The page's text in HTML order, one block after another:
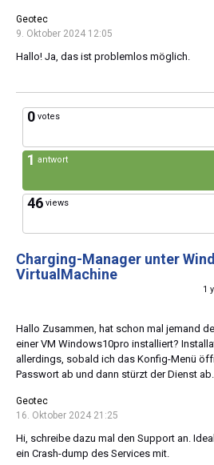
Geotec
9. Oktober 2024 12:05
Hallo! Ja, das ist problemlos möglich.
0 votes
1 antwort
46 views
Charging-Manager unter
VirtualMachine
1
Hallo Zusammen, hat schon mal jemand
einer VM Windows10pro installiert?
allerdings, sobald ich das Konfig-Menü
Passwort ab und dann stürzt der Dienst
Geotec
16. Oktober 2024 21:25
Hi, schreibe dazu mal den Support an.
ein Crash-dump des Services mit.